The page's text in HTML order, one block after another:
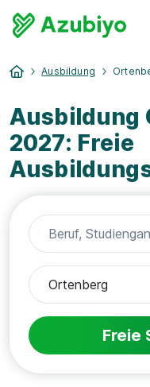
Ausbildung
Ausbildung
2027: Freie
Freie